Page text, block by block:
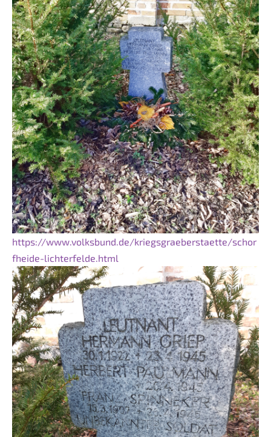
https://www.volksbund.de/kriegsgraeberstaette/schor
fheide-lichterfelde.html